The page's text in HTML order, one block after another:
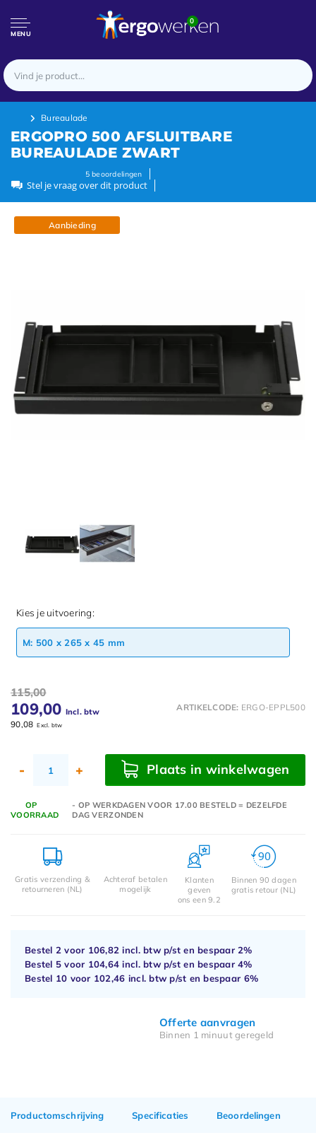
MENU
0
Bureaulade
ERGOPRO 500 AFSLUITBARE
BUREAULADE ZWART
5beoordelingen
Stel je vraag over dit product
Aanbieding
Kies je uitvoering:
M: 500 x 265 x 45 mm
115,00
109,00 Incl. btw
90,08 Excl. btw
ARTIKELCODE: ERGO-EPPL500
- + Plaats in winkelwagen
OP
VOORRAAD
- OP WERKDAGEN VOOR 17.00 BESTELD = DEZELFDE
DAG VERZONDEN
Gratis verzending &
retourneren (NL)
Achteraf betalen
mogelijk
Klanten
geven
ons een 9.2
Binnen 90 dagen
gratis retour (NL)
Bestel 2 voor 106,82 incl. btw p/st en bespaar 2%
Bestel 5 voor 104,64 incl. btw p/st en bespaar4%
Bestel 10 voor 102,46 incl. btw p/st en bespaar 6%
Offerte aanvragen
Binnen 1 minuut geregeld
Productomschrijving Specificaties Beoordelingen